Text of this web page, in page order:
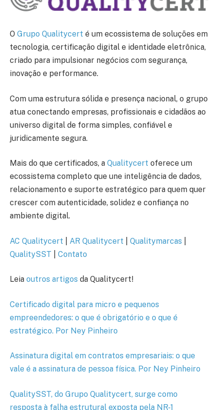
O Grupo Qualitycert é um ecossistema de soluções em
tecnologia, certificação digital e identidade eletrônica,
criado para impulsionar negócios com segurança,
inovação e performance.
Com uma estrutura sólida e presença nacional, o grupo
atua conectando empresas, profissionais e cidadãos ao
universo digital de forma simples, confiável e
juridicamente segura.
Mais do que certificados, a Qualitycert oferece um
ecossistema completo que une inteligência de dados,
relacionamento e suporte estratégico para quem quer
crescer com autenticidade, solidez e confiança no
ambiente digital.
AC Qualitycert AR Qualitycert Qualitymarcas
QualitySST
Contato
Leia outros artigos da Qualitycert!
Certificado digital para micro e pequenos
empreendedores: o que é obrigatório e o que é
estratégico. Por Ney Pinheiro
Assinatura digital em contratos empresariais: o que
vale é a assinatura de pessoa física. Por Ney Pinheiro
QualitySST, do Grupo Qualitycert, surge como
resposta à falha estrutural exposta pela NR-1